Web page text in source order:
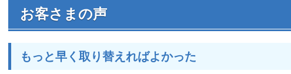
お客さまの声
もっと早く取り替えればよかった